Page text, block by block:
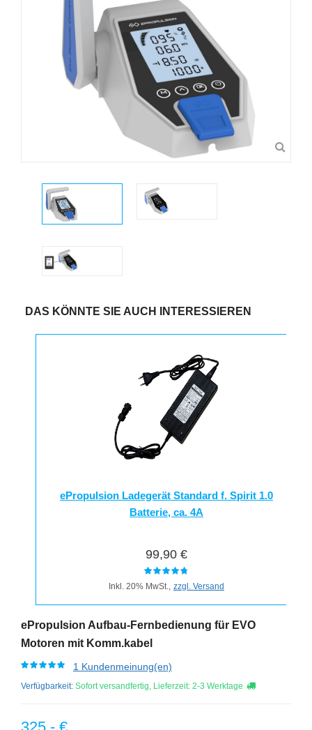
DAS KÖNNTE SIE AUCH INTERESSIEREN
ePropulsion Ladegerät Standard f. Spirit 1.0
Batterie, ca. 4A
99,90 €
Inkl. 20% MwSt., zzgl. Versand
ePropulsion Aufbau-Fernbedienung für EVO
Motoren mit Komm.kabel
1 Kundenmeinung(en)
Verfügbarkeit: Sofort versandfertig, Lieferzeit: 2-3 Werktage